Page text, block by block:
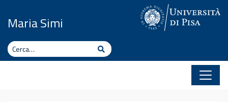
Maria Simi
Cerca Cerca